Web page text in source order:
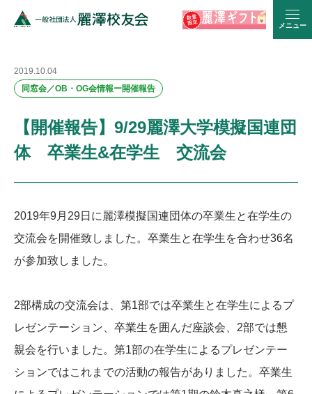
メニュー
2019.10.04
同窓会／OB・OG会情報ー開催報告
【開催報告】9/29麗澤大学模擬国連団
体 卒業生&在学生 交流会
2019年9月29日に麗澤模擬国連団体の卒業生と在学生の
交流会を開催致しました。卒業生と在学生を合わせ36名
が参加致しました。
2部構成の交流会は、第1部では卒業生と在学生によるプ
レゼンテーション、卒業生を囲んだ座談会、2部では懇
親会を行いました。第1部の在学生によるプレゼンテー
ションではこれまでの活動の報告がありました。卒業生